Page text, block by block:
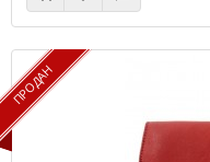
ПРОДАН
ПРОДАН